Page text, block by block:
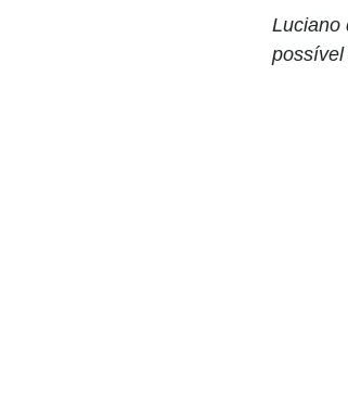
Luciano
possível